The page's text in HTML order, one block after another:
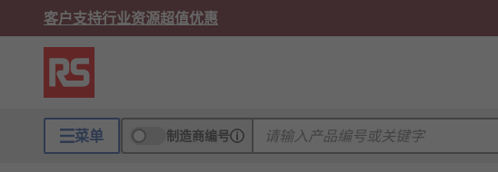
客户支持行业资源超值优惠
菜单 制造商编号